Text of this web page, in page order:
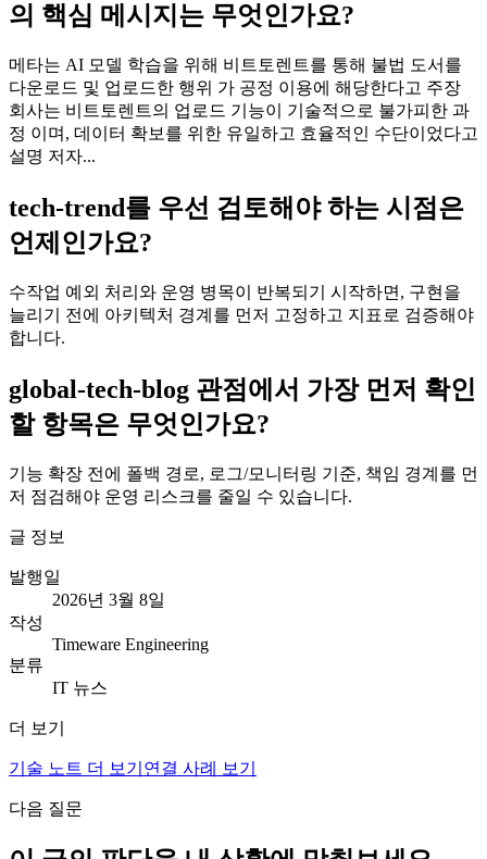
의 핵심 메시지는 무엇인가요?
메타는 AI 모델 학습을 위해 비트토렌트를 통해 불법 도서를
다운로드 및 업로드한 행위 가 공정 이용에 해당한다고 주장
회사는 비트토렌트의 업로드 기능이 기술적으로 불가피한 과
정 이며, 데이터 확보를 위한 유일하고 효율적인 수단이었다고
설명 저자...
tech-trend를 우선 검토해야 하는 시점은
언제인가요?
수작업 예외 처리와 운영 병목이 반복되기 시작하면, 구현을
늘리기 전에 아키텍처 경계를 먼저 고정하고 지표로 검증해야
합니다.
global-tech-blog 관점에서 가장 먼저 확인
할 항목은 무엇인가요?
기능 확장 전에 폴백 경로, 로그/모니터링 기준, 책임 경계를 먼
저 점검해야 운영 리스크를 줄일 수 있습니다.
글 정보
발행일
2026년 3월 8일
작성
Timeware Engineering
분류
IT 뉴스
더 보기
기술 노트 더 보기 연결 사례 보기
다음 질문